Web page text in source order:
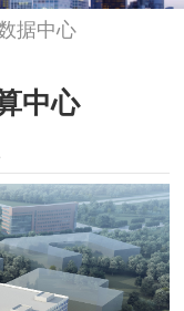
据中心
中心